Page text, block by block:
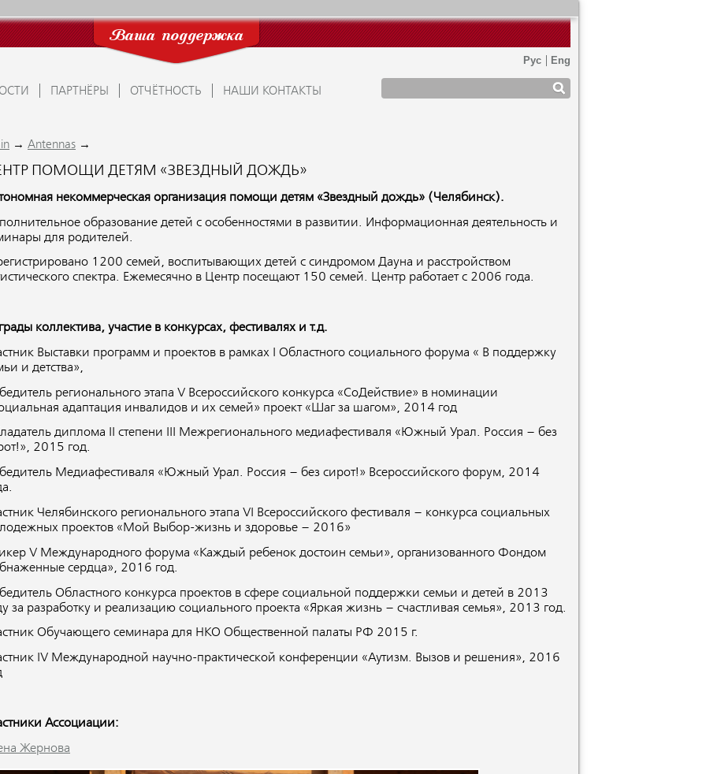
Ваша поддержка
ПАРТНЁРЫ ОТЧЁТНОСТЬ НАШИ КОНТАКТЫ
→ Antennas →
ПОМОЩИ ДЕТЯМ «ЗВЕЗДНЫЙ ДОЖДЬ»
некоммерческая организация помощи детям «Звездный дождь» (Челябинск).
образование детей с особенностями в развитии. Информационная деятельность и
для родителей.
1200 семей, воспитывающих детей с синдромом Дауна и расстройством
спектра. Ежемесячно в Центр посещают 150 семей. Центр работает с 2006 года.
коллектива, участие в конкурсах, фестивалях и т.д.
Выставки программ и проектов в рамках I Областного социального форума « В поддержку
и детства»,
регионального этапа V Всероссийского конкурса «СоДействие» в номинации
адаптация инвалидов и их семей» проект «Шаг за шагом», 2014 год
диплома II степени III Межрегионального медиафестиваля «Южный Урал. Россия – без
2015 год.
Медиафестиваля «Южный Урал. Россия – без сирот!» Всероссийского форум, 2014
Челябинского регионального этапа VI Всероссийского фестиваля – конкурса социальных
проектов «Мой Выбор-жизнь и здоровье – 2016»
V Международного форума «Каждый ребенок достоин семьи», организованного Фондом
сердца», 2016 год.
Областного конкурса проектов в сфере социальной поддержки семьи и детей в 2013
за разработку и реализацию социального проекта «Яркая жизнь – счастливая семья», 2013 год.
Обучающего семинара для НКО Общественной палаты РФ 2015 г.
IV Международной научно-практической конференции «Аутизм. Вызов и решения», 2016
Ассоциации:
Жернова